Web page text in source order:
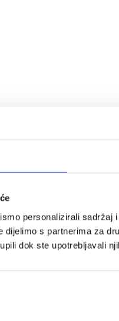
personalizirali
dijelimo s partnerima za
dok ste upotrebljavali